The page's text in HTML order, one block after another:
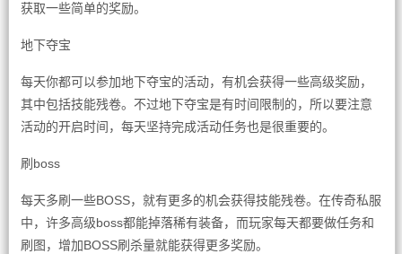
获取一些简单的奖励。
地下夺宝
每天你都可以参加地下夺宝的活动，有机会获得一些高级奖励，
其中包括技能残卷。不过地下夺宝是有时间限制的，所以要注意
活动的开启时间，每天坚持完成活动任务也是很重要的。
刷boss
每天多刷一些BOSS，就有更多的机会获得技能残卷。在传奇私服
中，许多高级boss都能掉落稀有装备，而玩家每天都要做任务和
刷图，增加BOSS刷杀量就能获得更多奖励。